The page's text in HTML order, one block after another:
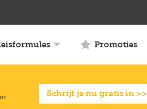
Promoties
Schrijf je nu gratis in >>